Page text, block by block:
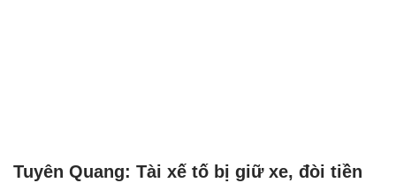
Tuyên Quang: Tài xế tố bị giữ xe, đòi tiền